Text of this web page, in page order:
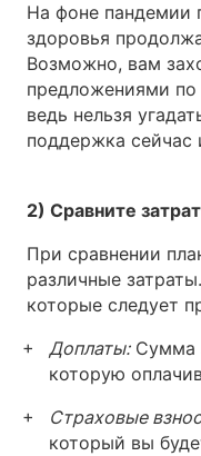
На фоне пандемии
здоровья
Возможно, вам
предложениями
ведь нельзя
поддержка сейчас
2) Сравните
При сравнении
различные
которые следует
Доплаты:Сумма
которую
Страховые
который вы